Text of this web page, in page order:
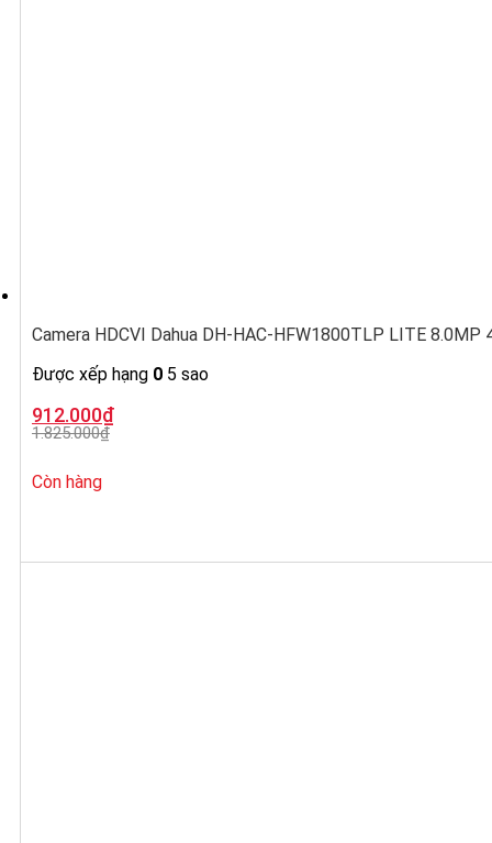
Camera HDCVI Dahua DH-HAC-HFW1800TLP LITE 8.0MP
Được xếp hạng 0 5 sao
1.825.000₫
Giá
gốc
là:
912.000₫
Giá
hiện
tại
912.000₫.
Còn hàng